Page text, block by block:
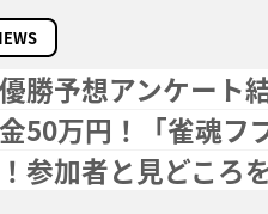
優勝予想アンケート
50万円！「雀魂フ
参加者と見どころ